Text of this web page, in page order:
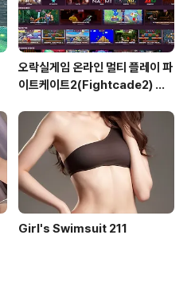
오락실게임 온라인 멀티 플레이 파
이트케이트2(Fightcade2) 설
Girl's Swimsuit 211